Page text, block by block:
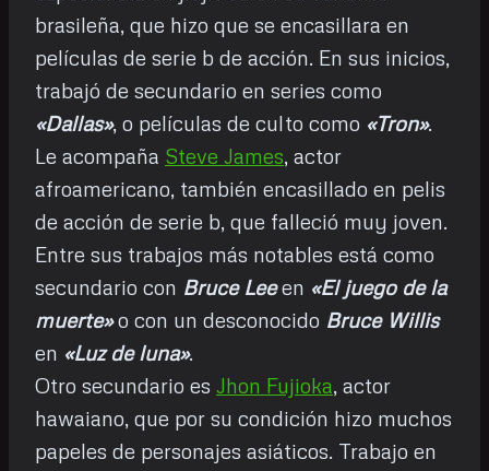
brasileña, que hizo que se encasillara en
películas de serie b de acción. En sus inicios,
trabajó de secundario en series como
«Dallas», o películas de culto como «Tron».
Le acompaña Steve James, actor
afroamericano, también encasillado en pelis
de acción de serie b, que falleció muy joven.
Entre sus trabajos más notables está como
secundario con Bruce Leeen «El juego de la
muerte»o con un desconocido Bruce Willis
en «Luz de luna».
Otro secundario es Jhon Fujioka, actor
hawaiano, que por su condición hizo muchos
papeles de personajes asiáticos. Trabajo en